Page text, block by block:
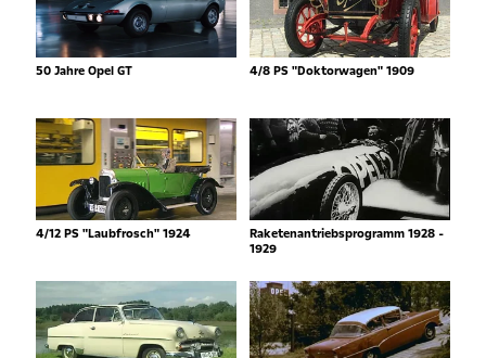
50 Jahre Opel GT 4/8 PS "Doktorwagen" 1909
4/12 PS "Laubfrosch" 1924
Raketenantriebsprogramm 1928 -
1929